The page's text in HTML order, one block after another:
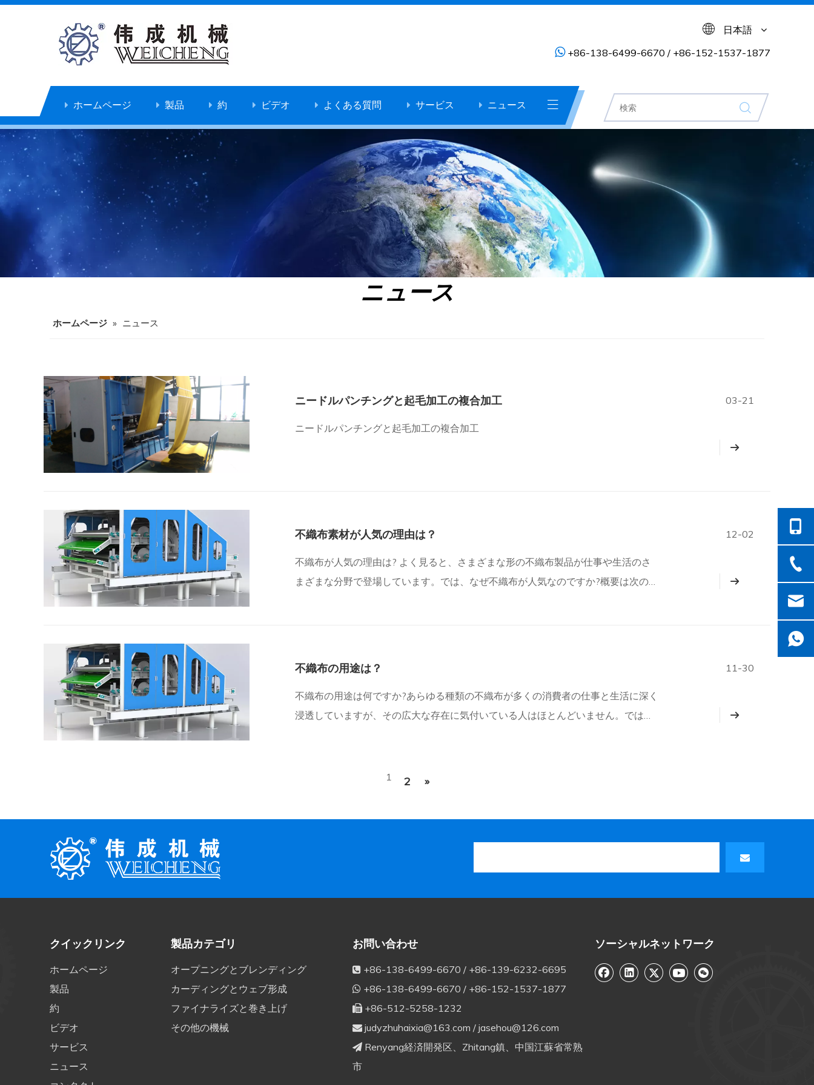
日本語
+86-138-6499-6670 / +86-152-1537-1877
ホームページ 製品 約 ビデオ よくある質問 サービス ニュース
ニュース
ホームページ » ニュース
ニードルパンチングと起毛加工の複合加工
ニードルパンチングと起毛加工の複合加工
03-21
不織布素材が人気の理由は？
不織布が人気の理由は? よく見ると、さまざまな形の不織布製品が仕事や生活のさ
まざまな分野で登場しています。では、なぜ不織布が人気なのですか?概要は次のと
12-02
不織布の用途は？
不織布の用途は何ですか?あらゆる種類の不織布が多くの消費者の仕事と生活に深く
浸透していますが、その広大な存在に気付いている人はほとんどいません。では、
11-30
1 2 »
クイックリンク
ホームページ
製品
約
ビデオ
サービス
ニュース
製品カテゴリ
オープニングとブレンディング
カーディングとウェブ形成
ファイナライズと巻き上げ
その他の機械
お問い合わせ
 +86-138-6499-6670 / +86-139-6232-6695
 +86-138-6499-6670 / +86-152-1537-1877
 +86-512-5258-1232
 judyzhuhaixia@163.com / jasehou@126.com
 Renyang経済開発区、Zhitang鎮、中国江蘇省常熟
市
ソーシャルネットワーク